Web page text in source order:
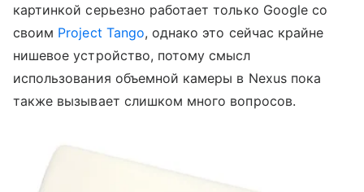
картинкой серьезно работает только Google со
своим Project Tango, однако это сейчас крайне
нишевое устройство, потому смысл
использования объемной камеры в Nexus пока
также вызывает слишком много вопросов.